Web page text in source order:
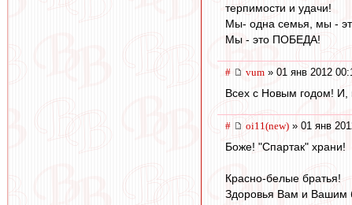
терпимости и удачи!
Мы- одна семья, мы -
Мы - это ПОБЕДА!
# vum » 01 янв 2012
Всех с Новым годом!
# oi11(new) » 01 янв
Боже! "Спартак" храни!
Красно-белые братья!
Здоровья Вам и Вашим